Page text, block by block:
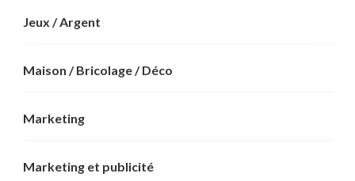
Jeux / Argent
Maison / Bricolage / Déco
Marketing
Marketing et publicité